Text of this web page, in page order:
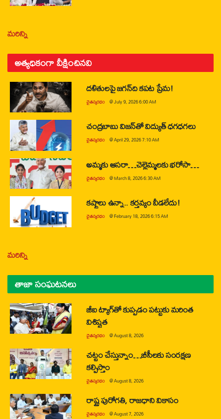
మరిన్ని
అత్యధికంగా వీక్షించినవి
దళితులపై జగన్‌ది కపట ప్రేమ!
చైతన్యరధం @July 9, 2026 6:00 AM
చంద్రబాబు విజన్‌తో విద్యుత్ ధగధగలు
చైతన్యరధం @April 29, 2026 7:10 AM
అమ్మకు ఆసరా…చెల్లెమ్మలకు భరోసా…
చైతన్యరధం @March 8, 2026 6:30 AM
కష్టాలు ఉన్నా.. కర్తవ్యం వీడలేదు!
చైతన్యరధం @February 18, 2026 6:15 AM
మరిన్ని
తాజా సంఘటనలు
జీఐ ట్యాగ్‌తో కుప్పడం పట్టుకు మరింత
విశిష్టత
చైతన్యరధం @August 8, 2026
చట్టం చేస్తున్నాం…బీసీలకు సంరక్షణ
కల్పిస్తాం
చైతన్యరధం @August 8, 2026
రాష్ట్ర పురోగతి, రాజధాని వికాసం
చైతన్యరధం @August 7, 2026